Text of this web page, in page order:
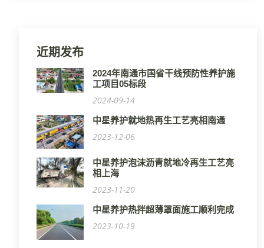
近期发布
2024年南通市国省干线预防性养护施
工项目05标段
2024-09-14
中星养护就地热再生工艺亮相南通
2023-12-06
中星养护泡沫沥青就地冷再生工艺亮
相上海
2023-11-20
中星养护热拌超薄罩面施工顺利完成
2023-10-19